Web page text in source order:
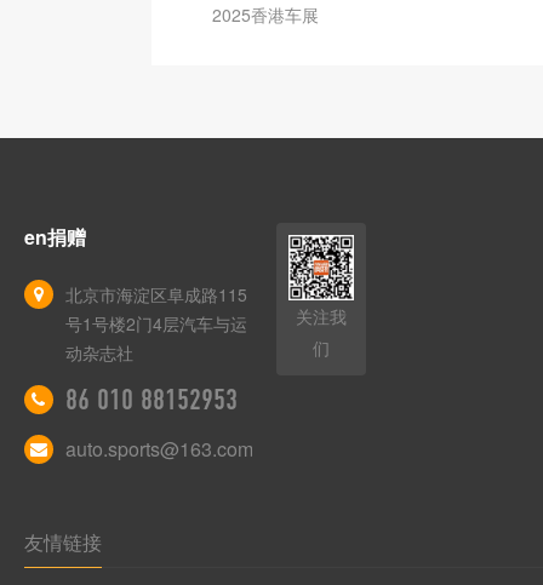
2025香港车展
en捐赠
北京市海淀区阜成路115
号1号楼2门4层汽车与运
动杂志社
86 010 88152953
auto.sports@163.com
关注我
们
友情链接